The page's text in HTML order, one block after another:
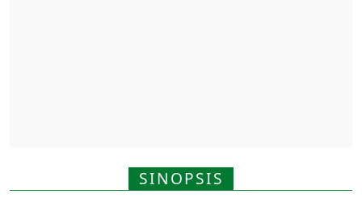
SINOPSIS